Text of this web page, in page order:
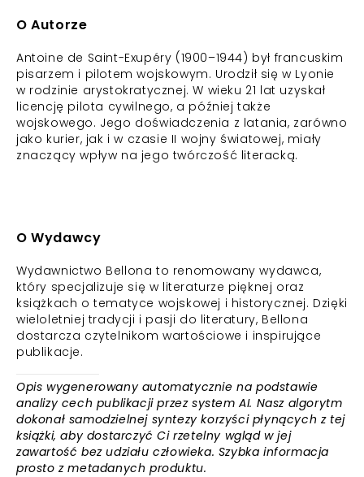
O Autorze
Antoine de Saint-Exupéry (1900–1944) był francuskim
pisarzem i pilotem wojskowym. Urodził się w Lyonie
w rodzinie arystokratycznej. W wieku 21 lat uzyskał
licencję pilota cywilnego, a później także
wojskowego. Jego doświadczenia z latania, zarówno
jako kurier, jak i w czasie II wojny światowej, miały
znaczący wpływ na jego twórczość literacką.
O Wydawcy
Wydawnictwo Bellona to renomowany wydawca,
który specjalizuje się w literaturze pięknej oraz
książkach o tematyce wojskowej i historycznej. Dzięki
wieloletniej tradycji i pasji do literatury, Bellona
dostarcza czytelnikom wartościowe i inspirujące
publikacje.
Opis wygenerowany automatycznie na podstawie
analizy cech publikacji przez system AI. Nasz algorytm
dokonał samodzielnej syntezy korzyści płynących z tej
książki, aby dostarczyć Ci rzetelny wgląd w jej
zawartość bez udziału człowieka. Szybka informacja
prosto z metadanych produktu.